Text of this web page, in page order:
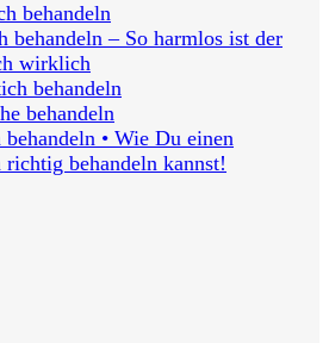
behandeln
behandeln – So harmlos ist der
wirklich
behandeln
behandeln
• Wie Du einen
richtig behandeln kannst!